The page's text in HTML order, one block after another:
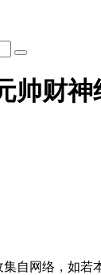
帅财神
自网络，如若